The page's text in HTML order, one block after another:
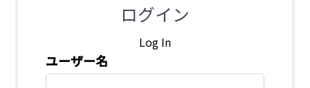
ログイン
Log In
ユーザー名